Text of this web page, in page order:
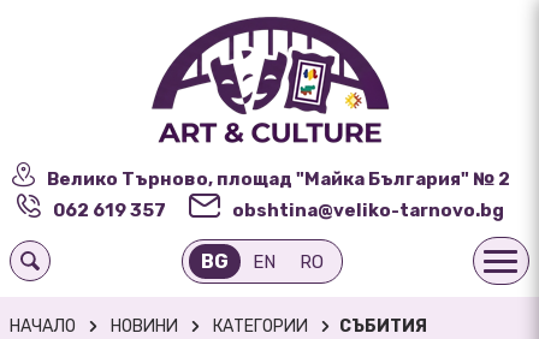
Велико Търново, площад "Майка България" № 2
062 619 357
obshtina@veliko-tarnovo.bg
BG EN RO
НАЧАЛО НОВИНИ КАТЕГОРИИ СЪБИТИЯ